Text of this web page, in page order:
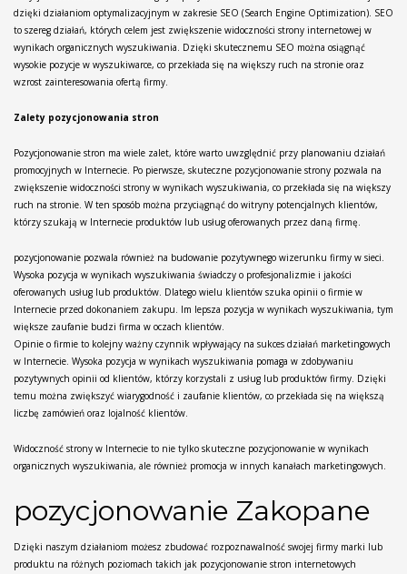
dzięki działaniom optymalizacyjnym w zakresie SEO (Search Engine Optimization). SEO
to szereg działań, których celem jest zwiększenie widoczności strony internetowej w
wynikach organicznych wyszukiwania. Dzięki skutecznemu SEO można osiągnąć
wysokie pozycje w wyszukiwarce, co przekłada się na większy ruch na stronie oraz
wzrost zainteresowania ofertą firmy.
Zalety pozycjonowania stron
Pozycjonowanie stron ma wiele zalet, które warto uwzględnić przy planowaniu działań
promocyjnych w Internecie. Po pierwsze, skuteczne pozycjonowanie strony pozwala na
zwiększenie widoczności strony w wynikach wyszukiwania, co przekłada się na większy
ruch na stronie. W ten sposób można przyciągnąć do witryny potencjalnych klientów,
którzy szukają w Internecie produktów lub usług oferowanych przez daną firmę.
pozycjonowanie pozwala również na budowanie pozytywnego wizerunku firmy w sieci.
Wysoka pozycja w wynikach wyszukiwania świadczy o profesjonalizmie i jakości
oferowanych usług lub produktów. Dlatego wielu klientów szuka opinii o firmie w
Internecie przed dokonaniem zakupu. Im lepsza pozycja w wynikach wyszukiwania, tym
większe zaufanie budzi firma w oczach klientów.
Opinie o firmie to kolejny ważny czynnik wpływający na sukces działań marketingowych
w Internecie. Wysoka pozycja w wynikach wyszukiwania pomaga w zdobywaniu
pozytywnych opinii od klientów, którzy korzystali z usług lub produktów firmy. Dzięki
temu można zwiększyć wiarygodność i zaufanie klientów, co przekłada się na większą
liczbę zamówień oraz lojalność klientów.
Widoczność strony w Internecie to nie tylko skuteczne pozycjonowanie w wynikach
organicznych wyszukiwania, ale również promocja w innych kanałach marketingowych.
pozycjonowanie Zakopane
Dzięki naszym działaniom możesz zbudować rozpoznawalność swojej firmy marki lub
produktu na różnych poziomach takich jak pozycjonowanie stron internetowych